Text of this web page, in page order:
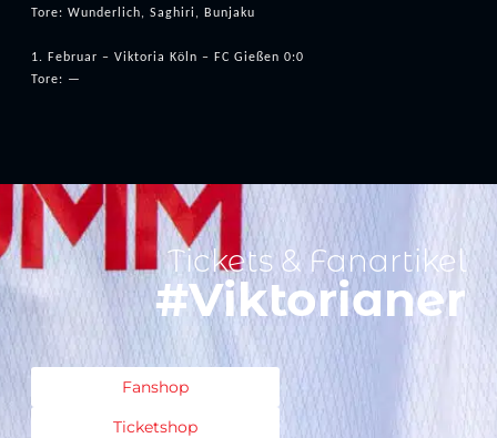
Tore: Wunderlich, Saghiri, Bunjaku
1. Februar – Viktoria Köln – FC Gießen 0:0
Tore: —
Tickets & Fanartikel
#Viktorianer
Fanshop
Ticketshop